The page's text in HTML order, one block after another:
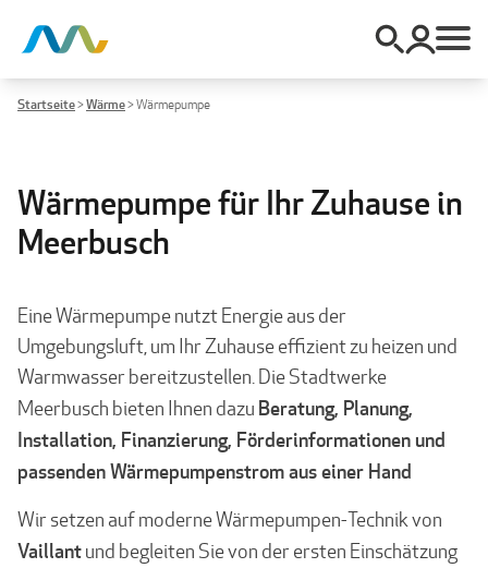
Startseite>Wärme>Wärmepumpe
Wärmepumpe für Ihr Zuhause in
Meerbusch
Eine Wärmepumpe nutzt Energie aus der
Umgebungsluft, um Ihr Zuhause effizient zu heizen und
Warmwasser bereitzustellen. Die Stadtwerke
Meerbusch bieten Ihnen dazu Beratung, Planung,
Installation, Finanzierung, Förderinformationen und
passenden Wärmepumpenstrom aus einer Hand
Wir setzen auf moderne Wärmepumpen-Technik von
Vaillantund begleiten Sie von der ersten Einschätzung